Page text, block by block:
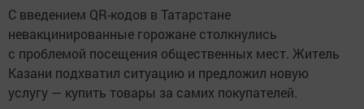
С введением QR-кодов в Татарстане
невакцинированные горожане столкнулись
с проблемой посещения общественных мест. Житель
Казани подхватил ситуацию и предложил новую
услугу — купить товары за самих покупателей.